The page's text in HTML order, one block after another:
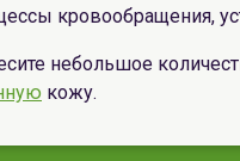
кровообращения,
небольшое
кожу.